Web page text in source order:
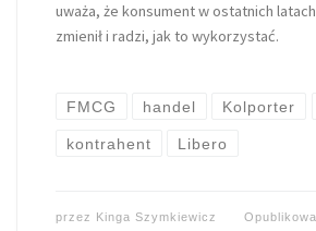
uważa, że konsument w ostatnich
zmienił i radzi, jak to wykorzystać.
FMCG handel Kolporter
kontrahent Libero
przez Kinga Szymkiewicz